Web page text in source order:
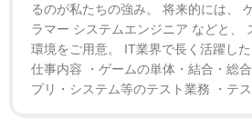
キャリア最大級の恥をかかせてや
た。
これで今リーグ戦４連勝となっ
るのが私たちの強み。 将来的には、
ラマー システムエンジニア などと、
環境をご用意。 IT業界で長く活躍し
仕事内容 ・ゲームの単体・結合・総
プリ・システム等のテスト業務 ・テス